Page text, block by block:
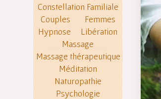
Constellation Familiale
Couples
Femmes
Hypnose
Libération
Massage
Massage thérapeutique
Méditation
Naturopathie
Psychologie